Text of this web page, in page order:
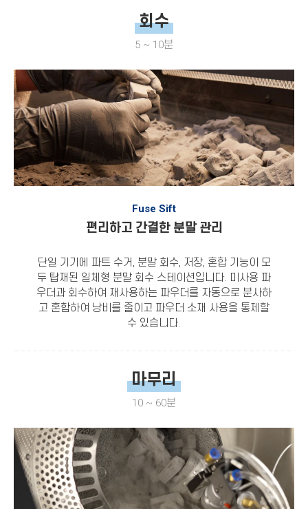
회수
5 ~ 10분
Fuse Sift
편리하고 간결한 분말 관리
단일 기기에 파트 수거, 분말 회수, 저장, 혼합 기능이 모
두 탑재된 일체형 분말 회수 스테이션입니다. 미사용 파
우더과 회수하여 재사용하는 파우더를 자동으로 분사하
고 혼합하여 낭비를 줄이고 파우더 소재 사용을 통제할
수 있습니다.
마무리
10 ~ 60분